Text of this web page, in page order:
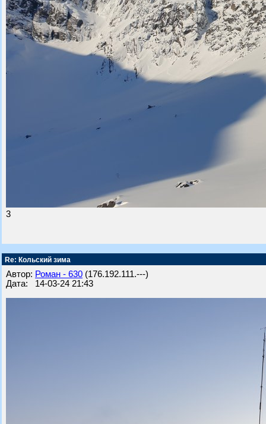
3
Re: Кольский зима
Автор: Роман - 630 (176.192.111.---)
Дата: 14-03-24 21:43